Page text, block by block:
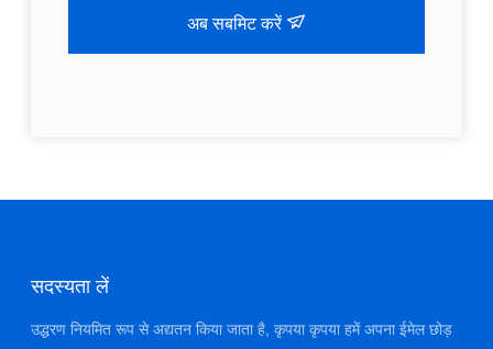
अब सबमिट करें
सदस्यता लें
उद्धरण नियमित रूप से अद्यतन किया जाता है, कृपया कृपया हमें अपना ईमेल छोड़